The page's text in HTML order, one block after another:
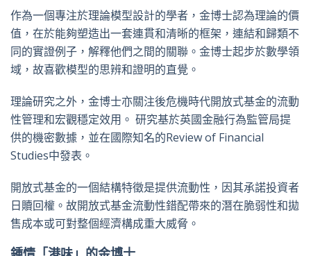
作為一個專注於理論模型設計的學者，金博士認為理論的價
值，在於能夠塑造出一套連貫和清晰的框架，連結和歸類不
同的實證例子，解釋他們之間的關聯。金博士起步於數學領
域，故喜歡模型的思辨和證明的直覺。
理論研究之外，金博士亦關注後危機時代開放式基金的流動
性管理和宏觀穩定效用。 研究基於英國金融行為監管局提
供的機密數據，並在國際知名的Review of Financial
Studies中發表。
開放式基金的一個結構特徵是提供流動性，因其承諾投資者
日贖回權。故開放式基金流動性錯配帶來的潛在脆弱性和拋
售成本或可對整個經濟構成重大威脅。